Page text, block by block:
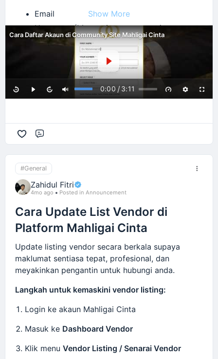
Email
Username (Must unique username)
Password
First Name
Nombor telefon
Select Role (
Pengguna/ Vendor
Dari mana dapat tahu Mahligai Cinta?
KlikCreate Account / Daftar
Buat pembayaran akaun (Lifetime) - 1 akaun
boleh update banyak vendor
Semak email untuk pengesahan akaun (jika
diperlukan)
Login ke dalam community menggunakan email
dan password
Kelebihan join community:
Berhubung dengan vendor lain dalam industri
Berkongsi pengalaman & idea bisnes
Dapat info peluang collaboration
Community ini dibina untuk membantu vendor
Show More
Cara Daftar Akaun di Community Site Mahligai Cinta
0:00 / 3:11
#General
Zahidul Fitri
4mo ago Posted in Announcement
Cara Update List Vendor di
Platform Mahligai Cinta
Update listing vendor secara berkala supaya
maklumat sentiasa tepat, profesional, dan
meyakinkan pengantin untuk hubungi anda.
Langkah untuk kemaskini vendor listing:
Login ke akaun Mahligai Cinta
Masuk ke Dashboard Vendor
Klik menu Vendor Listing / Senarai Vendor